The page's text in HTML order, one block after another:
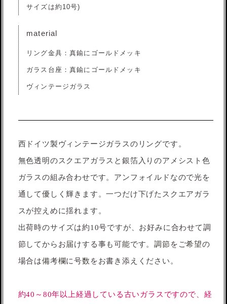
サイズは約10号)
material
リング金具：真鍮にゴールドメッキ
ガラス台座：真鍮にゴールドメッキ
ヴィンテージガラス
西ドイツ製ヴィンテージガラスのリングです。
無色透明のスクエアガラスと銀箔入りのアメシスト色
ガラスの組み合わせです。アンフォイルドなので光を
通して優しく輝きます。一つだけ下げたスクエアガラ
スが控えめに揺れます。
出荷時のサイズは約10号ですが、お好みに合わせて調
節してからお届けする事も可能です。調節をご希望の
場合は備考欄に号数をお書き添えください。
約40～80年以上経過している古いガラスですので、経